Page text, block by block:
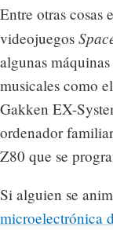
Entre otras cosas
videojuegos
algunas
musicales como
Gakken EX-
ordenador
Z80 que se
Si alguien se
microelectrónica